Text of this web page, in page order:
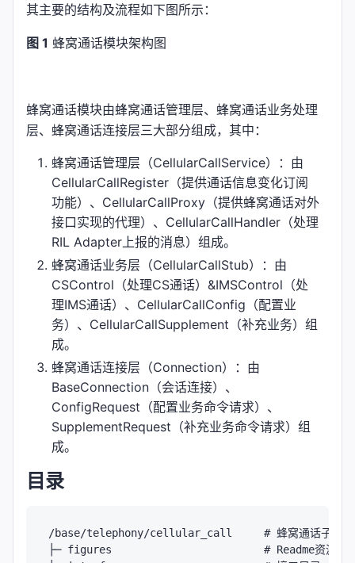
其主要的结构及流程如下图所示：
图 1 蜂窝通话模块架构图
蜂窝通话模块由蜂窝通话管理层、蜂窝通话业务处理
层、蜂窝通话连接层三大部分组成，其中：
蜂窝通话管理层（CellularCallService）：由
CellularCallRegister（提供通话信息变化订阅
功能）、CellularCallProxy（提供蜂窝通话对外
接口实现的代理）、CellularCallHandler（处理
RIL Adapter上报的消息）组成。
蜂窝通话业务层（CellularCallStub）：由
CSControl（处理CS通话）&IMSControl（处
理IMS通话）、CellularCallConfig（配置业
务）、CellularCallSupplement（补充业务）组
成。
蜂窝通话连接层（Connection）：由
BaseConnection（会话连接）、
ConfigRequest（配置业务命令请求）、
SupplementRequest（补充业务命令请求）组
成。
目录
/base/telephony/cellular_call     # 蜂窝通话子组件
├─ figures                        # Readme资源文